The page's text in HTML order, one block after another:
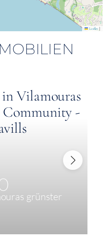
Leaflet |
grünster